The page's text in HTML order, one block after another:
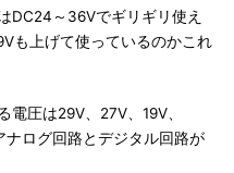
DC24～36Vでギリギリ使え
も上げて使っているのかこれ
圧は29V、27V、19V、
ログ回路とデジタル回路が